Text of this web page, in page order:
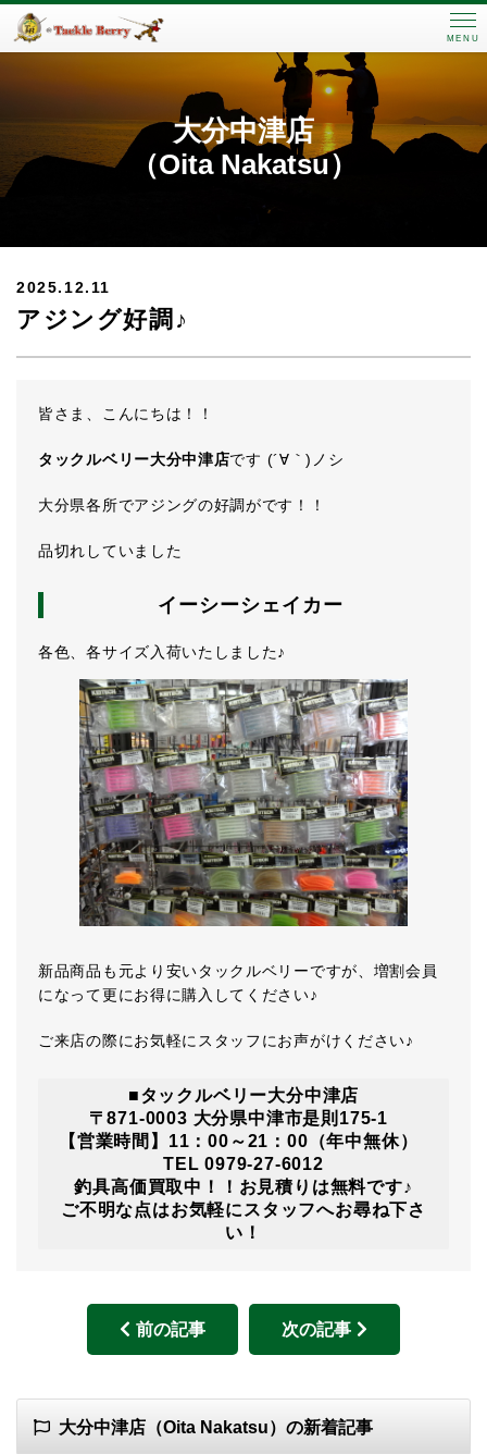
MENU
大分中津店
（Oita Nakatsu）
2025.12.11
アジング好調♪
皆さま、こんにちは！！
タックルベリー大分中津店です (´∀｀)ノシ
大分県各所でアジングの好調がです！！
品切れしていました
イーシーシェイカー
各色、各サイズ入荷いたしました♪
新品商品も元より安いタックルベリーですが、増割会員
になって更にお得に購入してください♪
ご来店の際にお気軽にスタッフにお声がけください♪
■タックルベリー大分中津店
〒871-0003 大分県中津市是則175-1
【営業時間】11：00～21：00（年中無休）
TEL 0979-27-6012
釣具高価買取中！！お見積りは無料です♪
ご不明な点はお気軽にスタッフへお尋ね下さ
い！
前の記事 次の記事
大分中津店（Oita Nakatsu）の新着記事